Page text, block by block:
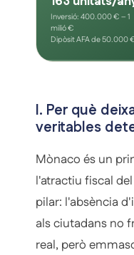
Inversió: 400.000 € – 1
milió €
Dipòsit AFA de 50.000
I. Per què
veritables
Mònaco és un
l'atractiu fiscal
pilar: l'absència
als ciutadans no
real, però